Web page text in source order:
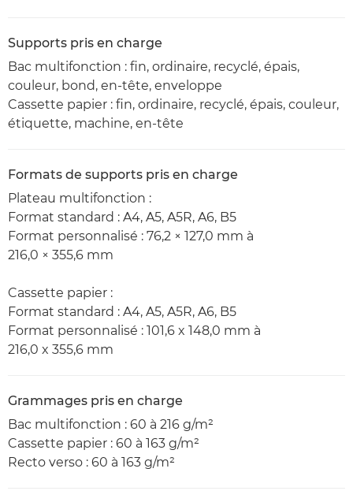
Supports pris en charge
Bac multifonction : fin, ordinaire, recyclé, épais,
couleur, bond, en-tête, enveloppe
Cassette papier : fin, ordinaire, recyclé, épais, couleur,
étiquette, machine, en-tête
Formats de supports pris en charge
Plateau multifonction :
Format standard : A4, A5, A5R, A6, B5
Format personnalisé : 76,2 × 127,0 mm à
216,0 × 355,6 mm
Cassette papier :
Format standard : A4, A5, A5R, A6, B5
Format personnalisé : 101,6 x 148,0 mm à
216,0 x 355,6 mm
Grammages pris en charge
Bac multifonction : 60 à 216 g/m²
Cassette papier : 60 à 163 g/m²
Recto verso : 60 à 163 g/m²